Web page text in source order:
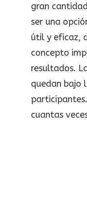
gran
ser una
útil y eficaz,
concepto
resultados.
quedan bajo
cuantas